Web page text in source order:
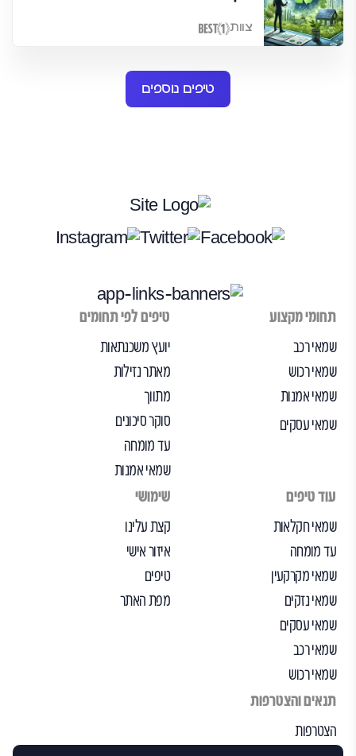
צוות
טיפים נוספים
תחומי מקצוע
שמאי רכב
שמאי רכוש
שמאי אמנות
שמאי עסקים
טיפים לפי תחומים
יועץ משכנתאות
מאתר נזילות
מתווך
סוקר סיכונים
עד מומחה
שמאי אמנות
עוד טיפים
שמאי חקלאות
עד מומחה
שמאי מקרקעין
שמאי נזקים
שמאי עסקים
שמאי רכב
שמאי רכוש
שימושי
קצת עלינו
איזור אישי
טיפים
מפת האתר
תנאים והצטרפות
הצטרפות